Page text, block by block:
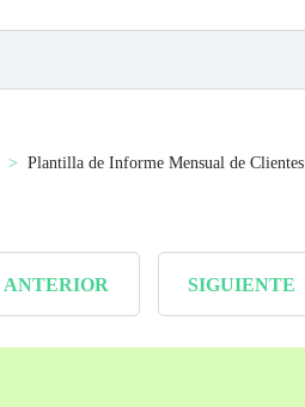
Plantilla de Informe Mensual de Clientes
ANTERIOR SIGUIENTE